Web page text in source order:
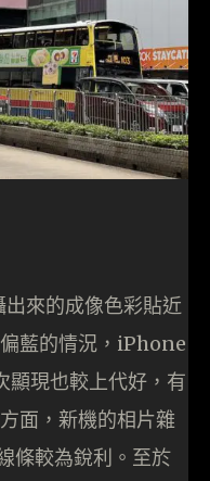
來的成像色彩貼近
藍的情況，iPhone
顯現也較上代好，有
面，新機的相片雜
條較為銳利。至於